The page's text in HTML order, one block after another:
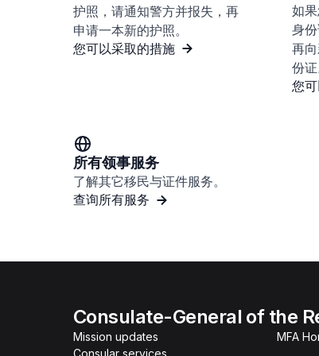
护照，请通知警方并报失，再
申请一本新的护照。
您可以采取的措施
如
身
再
份证
您
所有领事服务
了解其它移民与证件服务。
查询所有服务
Consulate-General of the
Mission updates
Consular services
MFA